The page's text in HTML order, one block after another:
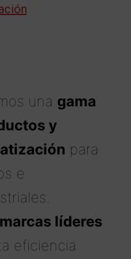
una gama
y
para
e
líderes
eficiencia